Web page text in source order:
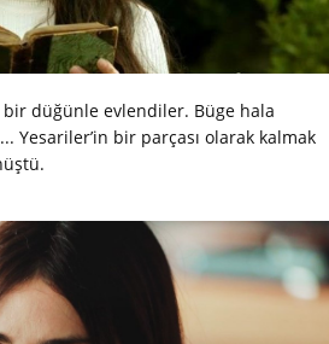
bir düğünle evlendiler. Büge hala
Yesariler’in bir parçası olarak kalmak